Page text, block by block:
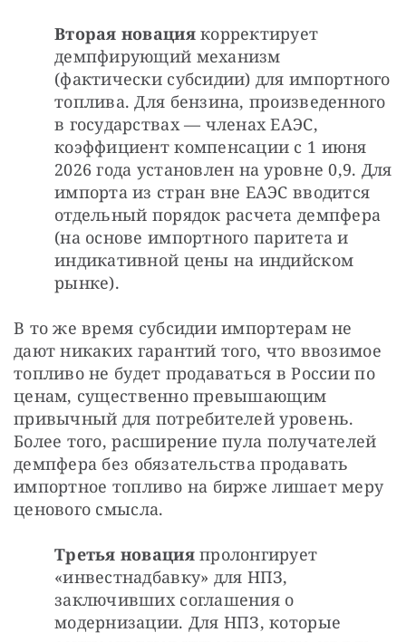
Вторая новация корректирует
демпфирующий механизм
(фактически субсидии) для импортного
топлива. Для бензина, произведенного
в государствах — членах ЕАЭС,
коэффициент компенсации с 1 июня
2026 года установлен на уровне 0,9. Для
импорта из стран вне ЕАЭС вводится
отдельный порядок расчета демпфера
(на основе импортного паритета и
индикативной цены на индийском
рынке).
В то же время субсидии импортерам не
дают никаких гарантий того, что ввозимое
топливо не будет продаваться в России по
ценам, существенно превышающим
привычный для потребителей уровень.
Более того, расширение пула получателей
демпфера без обязательства продавать
импортное топливо на бирже лишает меру
ценового смысла.
Третья новация пролонгирует
«инвестнадбавку» для НПЗ,
заключивших соглашения о
модернизации. Для НПЗ, которые